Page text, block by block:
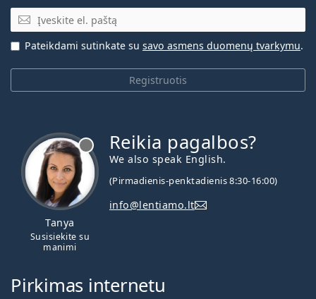
El. pašto adresas
Registruotis
Pateikdami sutinkate su savo asmens duomenų tvarkymu.
Tanya
Susisiekite su
manimi
Reikia pagalbos?
We also speak English.
(Pirmadienis-penktadienis 8:30-16:00)
info@lentiamo.lt
Pirkimas internetu